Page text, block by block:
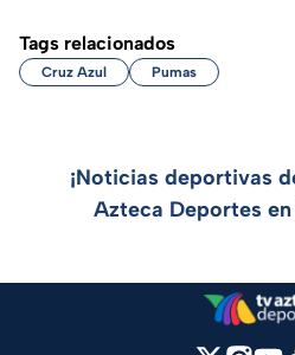
Tags relacionados
Cruz Azul Pumas
¡Noticias deportivas
Azteca Deportes